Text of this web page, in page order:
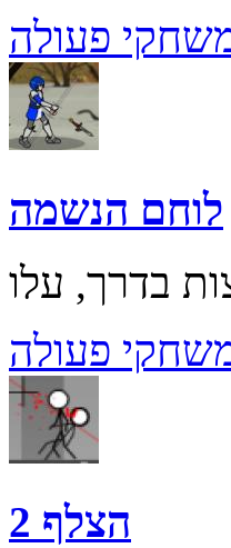
פעולה
לוחם הנשמה
פעולה
הצלף 2